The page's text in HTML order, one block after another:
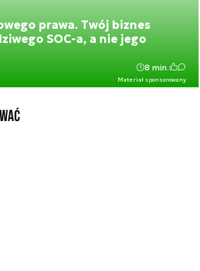
prawa. Twój biznes
SOC-a, a nie jego
Materiał sponsorowany
8 min.